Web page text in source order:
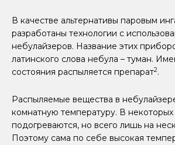
В качестве альтернативы паровым
разработаны технологии с
небулайзеров. Название этих
латинского слова небула – туман.
состояния распыляется препарат2.
Распыляемые вещества в
комнатную температуру. В некоторых
подогреваются, но всего лишь на
Поэтому сама по себе высокая